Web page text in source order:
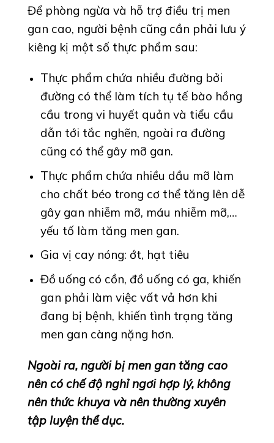
Để phòng ngừa và hỗ trợ điều trị men
gan cao, người bệnh cũng cần phải lưu ý
kiêng kị một số thực phẩm sau:
Thực phẩm chứa nhiều đường bởi
đường có thể làm tích tụ tế bào hồng
cầu trong vi huyết quản và tiểu cầu
dẫn tới tắc nghẽn, ngoài ra đường
cũng có thể gây mỡ gan.
Thực phẩm chứa nhiều dầu mỡ làm
cho chất béo trong cơ thể tăng lên dễ
gây gan nhiễm mỡ, máu nhiễm mỡ,…
yếu tố làm tăng men gan.
Gia vị cay nóng: ớt, hạt tiêu
Đồ uống có cồn, đồ uống có ga, khiến
gan phải làm việc vất vả hơn khi
đang bị bệnh, khiến tình trạng tăng
men gan càng nặng hơn.
Ngoài ra, người bị men gan tăng cao
nên có chế độ nghỉ ngơi hợp lý, không
nên thức khuya và nên thường xuyên
tập luyện thể dục.